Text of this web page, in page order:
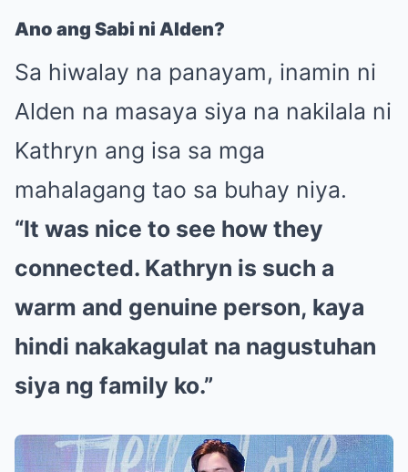
Ano ang Sabi ni Alden?
Sa hiwalay na panayam, inamin ni
Alden na masaya siya na nakilala ni
Kathryn ang isa sa mga
mahalagang tao sa buhay niya.
“It was nice to see how they
connected. Kathryn is such a
warm and genuine person, kaya
hindi nakakagulat na nagustuhan
siya ng family ko.”